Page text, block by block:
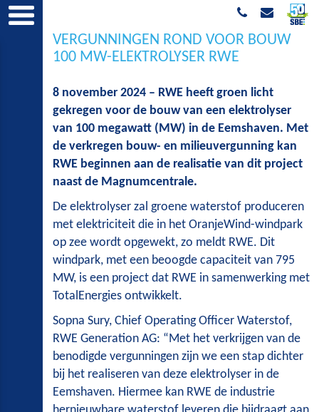
VERGUNNINGEN ROND VOOR BOUW
100 MW-ELEKTROLYSER RWE
8 november 2024 – RWE heeft groen licht
gekregen voor de bouw van een elektrolyser
van 100 megawatt (MW) in de Eemshaven. Met
de verkregen bouw- en milieuvergunning kan
RWE beginnen aan de realisatie van dit project
naast de Magnumcentrale.
De elektrolyser zal groene waterstof produceren
met elektriciteit die in het OranjeWind-windpark
op zee wordt opgewekt, zo meldt RWE. Dit
windpark, met een beoogde capaciteit van 795
MW, is een project dat RWE in samenwerking met
TotalEnergies ontwikkelt.
Sopna Sury, Chief Operating Officer Waterstof,
RWE Generation AG: “Met het verkrijgen van de
benodigde vergunningen zijn we een stap dichter
bij het realiseren van deze elektrolyser in de
Eemshaven. Hiermee kan RWE de industrie